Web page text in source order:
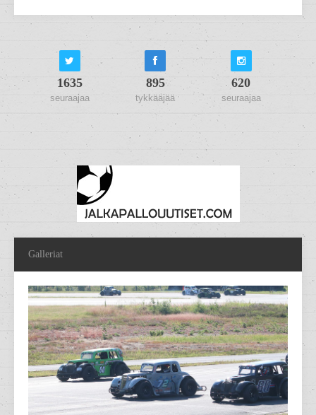
1635
seuraajaa
895
tykkääjää
620
seuraajaa
Galleriat